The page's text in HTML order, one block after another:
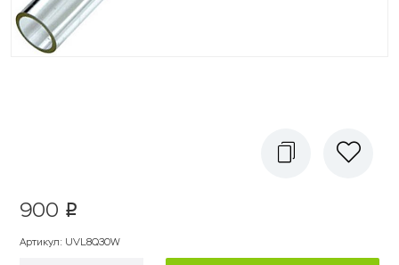
900 p
Артикул: UVL8Q30W